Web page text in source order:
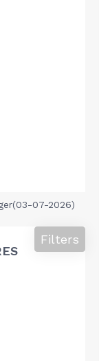
07-2026)
Filters